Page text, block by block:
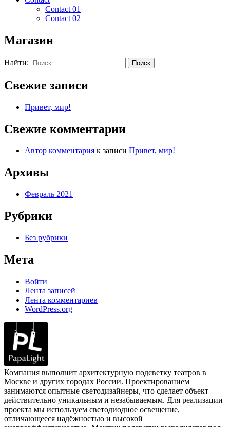
Contact 01
Contact 02
Магазин
Найти:
Свежие записи
Привет, мир!
Свежие комментарии
Автор комментария к записи Привет, мир!
Архивы
Февраль 2021
Рубрики
Без рубрики
Мета
Войти
Лента записей
Лента комментариев
WordPress.org
Компания выполнит архитектурную подсветку театров в
Москве и других городах России. Проектированием
занимаются опытные светодизайнеры, что сделает объект
действительно уникальным и незабываемым. Для реализации
проекта мы используем светодиодное освещение,
отличающееся надёжностью и высокой